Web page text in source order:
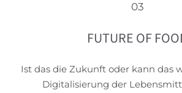
03
FUTURE OF
Ist das die Zukunft oder kann das
Digitalisierung der